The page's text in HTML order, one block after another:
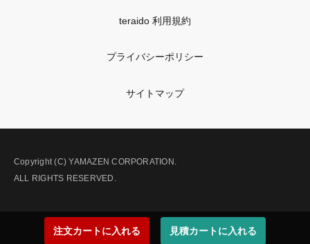
注文カートに入れる 見積カートに入れる
teraido 利用規約
プライバシーポリシー
サイトマップ
Copyright (C) YAMAZEN CORPORATION.
ALL RIGHTS RESERVED.